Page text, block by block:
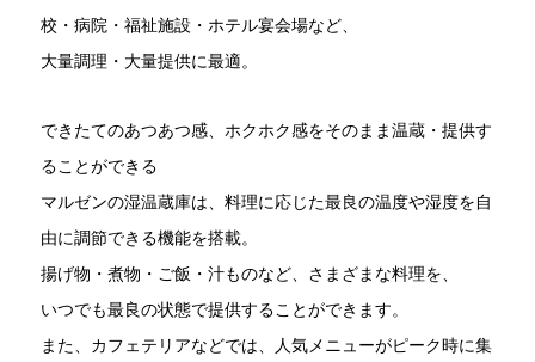
校・病院・福祉施設・ホテル宴会場など、
大量調理・大量提供に最適。
できたてのあつあつ感、ホクホク感をそのまま温蔵・提供す
ることができる
マルゼンの湿温蔵庫は、料理に応じた最良の温度や湿度を自
由に調節できる機能を搭載。
揚げ物・煮物・ご飯・汁ものなど、さまざまな料理を、
いつでも最良の状態で提供することができます。
また、カフェテリアなどでは、人気メニューがピーク時に集